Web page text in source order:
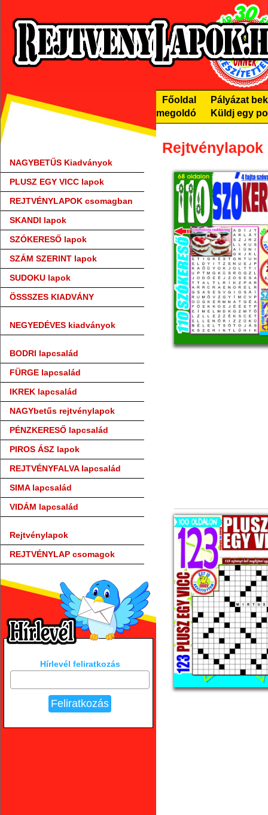
NAGYBETŰS Kiadványok
PLUSZ EGY VICC lapok
REJTVÉNYLAPOK csomagban
SKANDI lapok
SZÓKERESŐ lapok
SZÁM SZERINT lapok
SUDOKU lapok
ÖSSSZES KIADVÁNY
NEGYEDÉVES kiadványok
BODRI lapcsalád
FÜRGE lapcsalád
IKREK lapcsalád
NAGYbetűs rejtvénylapok
PÉNZKERESŐ lapcsalád
PIROS ÁSZ lapok
REJTVÉNYFALVA lapcsalád
SIMA lapcsalád
VIDÁM lapcsalád
Rejtvénylapok
REJTVÉNYLAP csomagok
Hírlevél feliratkozás
Főoldal
Pályázat
megoldó
Küldj egy
Rejtvénylapok